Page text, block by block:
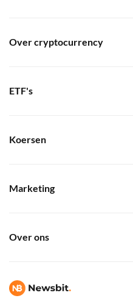
Over cryptocurrency
ETF's
Koersen
Marketing
Over ons